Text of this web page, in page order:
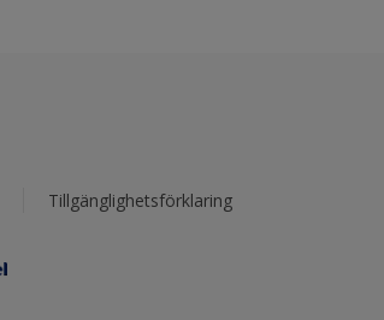
Tillgänglighetsförklaring